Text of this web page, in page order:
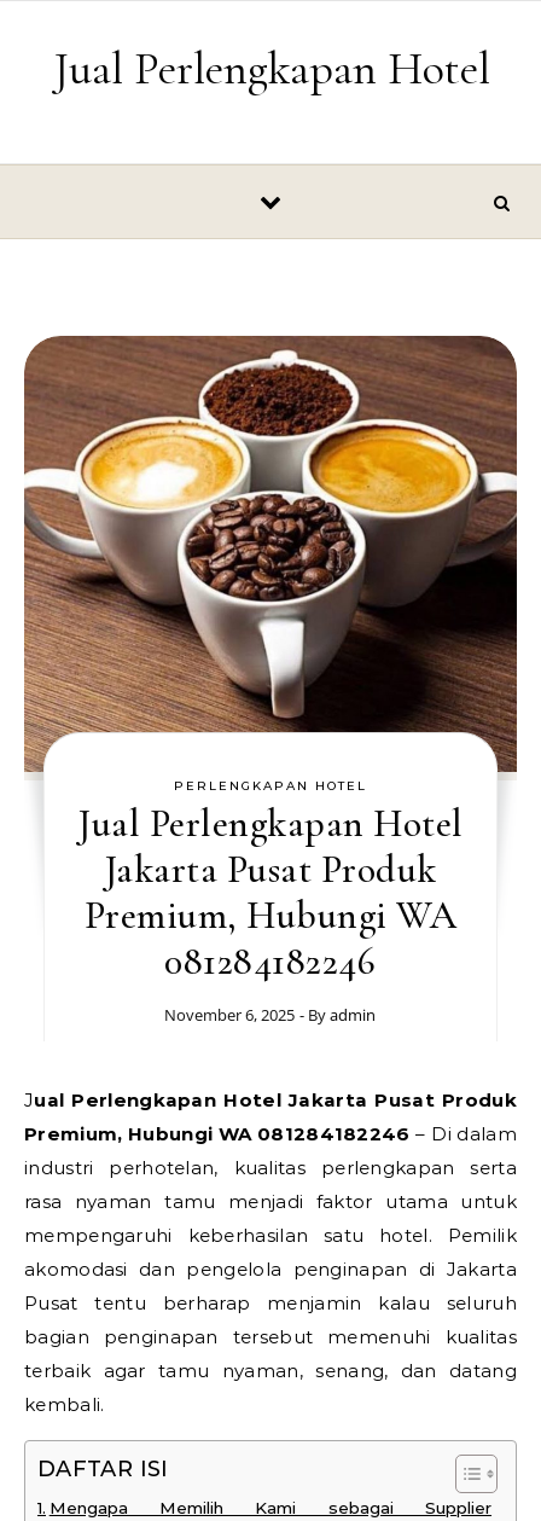
Jual Perlengkapan Hotel
PERLENGKAPAN HOTEL
Jual Perlengkapan Hotel
Jakarta Pusat Produk
Premium, Hubungi WA
081284182246
November 6, 2025 - Byadmin
Jual Perlengkapan Hotel Jakarta Pusat Produk
Premium, Hubungi WA 081284182246 – Di dalam
industri perhotelan, kualitas perlengkapan serta
rasa nyaman tamu menjadi faktor utama untuk
mempengaruhi keberhasilan satu hotel. Pemilik
akomodasi dan pengelola penginapan di Jakarta
Pusat tentu berharap menjamin kalau seluruh
bagian penginapan tersebut memenuhi kualitas
terbaik agar tamu nyaman, senang, dan datang
kembali.
DAFTAR ISI
Mengapa Memilih Kami sebagai Supplier